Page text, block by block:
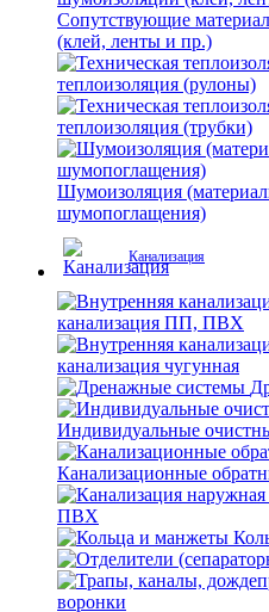
Сопутствующие
(клей, ленты и пр.)
теплоизоляция (рулоны)
теплоизоляция (трубки)
Шумоизоляция
шумопоглащения)
Канализация
канализация ПП, ПВХ
канализация чугунная
Индивидуальные
Канализационные
ПВХ